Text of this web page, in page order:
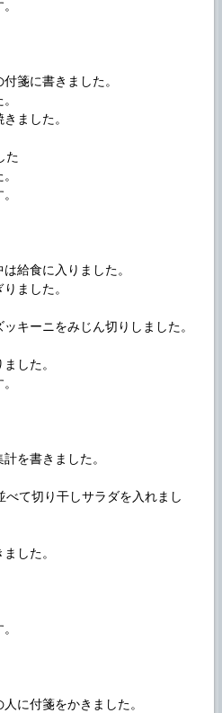
箋に書きました。
ました。
た
給食に入りました。
ました。
キーニをみじん切りしました。
した。
を書きました。
て切り干しサラダを入れまし
した。
に付箋をかきました。